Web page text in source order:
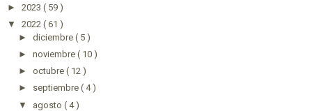
► 2023 ( 59 )
▼ 2022 ( 61 )
► diciembre ( 5 )
► noviembre ( 10 )
► octubre ( 12 )
► septiembre ( 4 )
▼ agosto ( 4 )